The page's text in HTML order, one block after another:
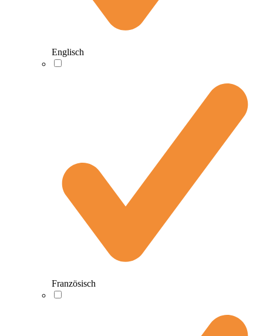
Englisch
Französisch